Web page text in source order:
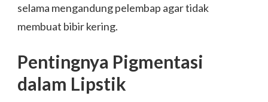
selama mengandung pelembap agar tidak
membuat bibir kering.
Pentingnya Pigmentasi
dalam Lipstik